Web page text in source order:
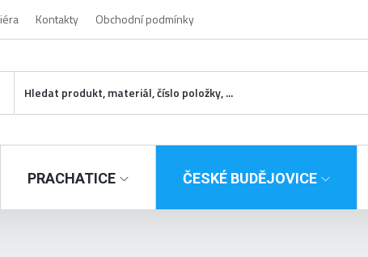
Kontakty Obchodní podmínky
PRACHATICE ČESKÉ BUDĚJOVICE